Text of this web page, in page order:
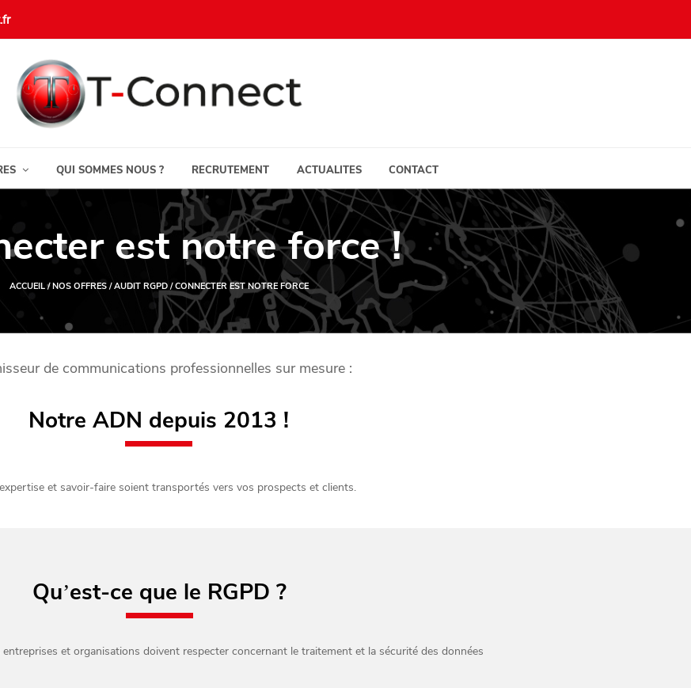
QUI SOMMES NOUS ? RECRUTEMENT ACTUALITES CONTACT
est notre force !
ACCUEIL/ NOS OFFRES / AUDIT RGPD / CONNECTER EST NOTRE FORCE
de communications professionnelles sur mesure :
Notre ADN depuis 2013 !
et savoir-faire soient transportés vers vos prospects et clients.
Qu’est-ce que le RGPD ?
et organisations doivent respecter concernant le traitement et la sécurité des données